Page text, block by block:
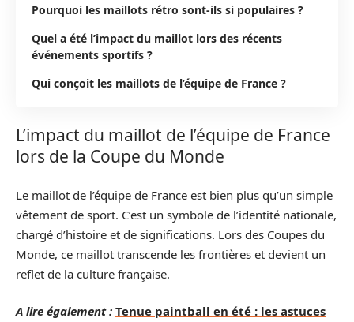
Pourquoi les maillots rétro sont-ils si populaires ?
Quel a été l’impact du maillot lors des récents
événements sportifs ?
Qui conçoit les maillots de l’équipe de France ?
L’impact du maillot de l’équipe de France
lors de la Coupe du Monde
Le maillot de l’équipe de France est bien plus qu’un simple
vêtement de sport. C’est un symbole de l’identité nationale,
chargé d’histoire et de significations. Lors des Coupes du
Monde, ce maillot transcende les frontières et devient un
reflet de la culture française.
A lire également : Tenue paintball en été : les astuces